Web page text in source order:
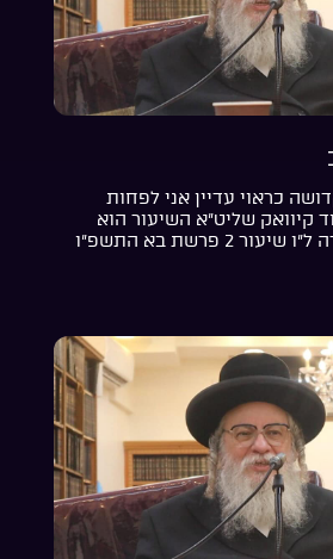
כראוי עדיין אני לפחות
קיוואק שליט”א השיעור הוא
2 פרשת בא התשפ”ו